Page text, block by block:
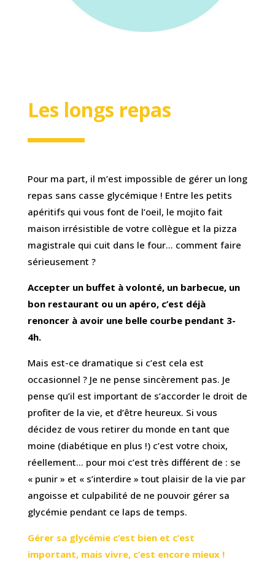
Les longs repas
Pour ma part, il m’est impossible de gérer un long
repas sans casse glycémique ! Entre les petits
apéritifs qui vous font de l’oeil, le mojito fait
maison irrésistible de votre collègue et la pizza
magistrale qui cuit dans le four… comment faire
sérieusement ?
Accepter un buffet à volonté, un barbecue, un
bon restaurant ou un apéro, c’est déjà
renoncer à avoir une belle courbe pendant 3-
4h.
Mais est-ce dramatique si c’est cela est
occasionnel ? Je ne pense sincèrement pas. Je
pense qu’il est important de s’accorder le droit de
profiter de la vie, et d’être heureux. Si vous
décidez de vous retirer du monde en tant que
moine (diabétique en plus !) c’est votre choix,
réellement… pour moi c’est très différent de : se
« punir » et « s’interdire » tout plaisir de la vie par
angoisse et culpabilité de ne pouvoir gérer sa
glycémie pendant ce laps de temps.
Gérer sa glycémie c’est bien et c’est
important, mais vivre, c’est encore mieux !